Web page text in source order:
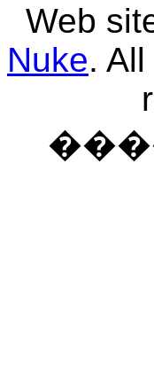
Web
Nuke.